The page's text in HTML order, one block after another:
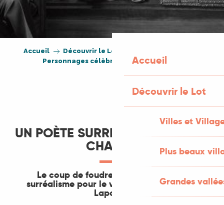
Accueil
Découvrir le Lot
Villes et
Plus beaux
Grandes
Accueil Découvrir le Lot
Personnages célèbres
André Breton
UN POÈTE SURRÉALISTE SOUS LE
CHARME
Le coup de foudre du chef de file du
surréalisme pour le village de Saint-Cirq
Lapopie.